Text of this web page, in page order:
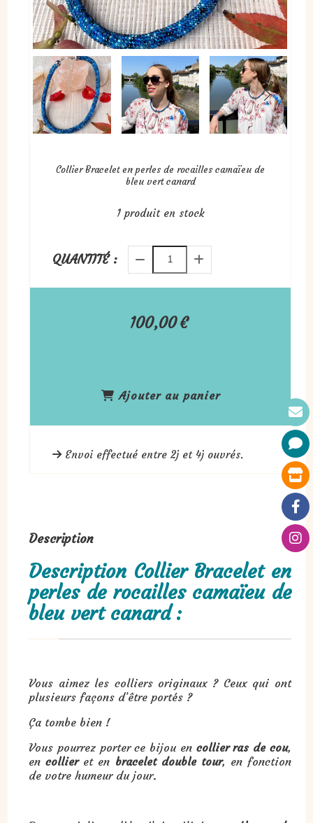
Collier Bracelet en perles de rocailles camaïeu de
bleu vert canard
100,00€
1produit en stock
QUANTITÉ :
Ajouter au panier
Envoi effectué entre 2j et 4j ouvrés.
Description
Description Collier Bracelet en
perles de rocailles camaïeu de
bleu vert canard :
Vous aimez les colliers originaux ? Ceux qui ont
plusieurs façons d’être portés ?
Ça tombe bien !
Vous pourrez porter ce bijou en collier ras de cou,
encollieret en bracelet double tour, en fonction
de votre humeur du jour.